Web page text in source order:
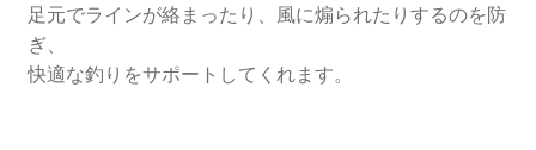
足元でラインが絡まったり、風に煽られたりするのを防
ぎ、
快適な釣りをサポートしてくれます。